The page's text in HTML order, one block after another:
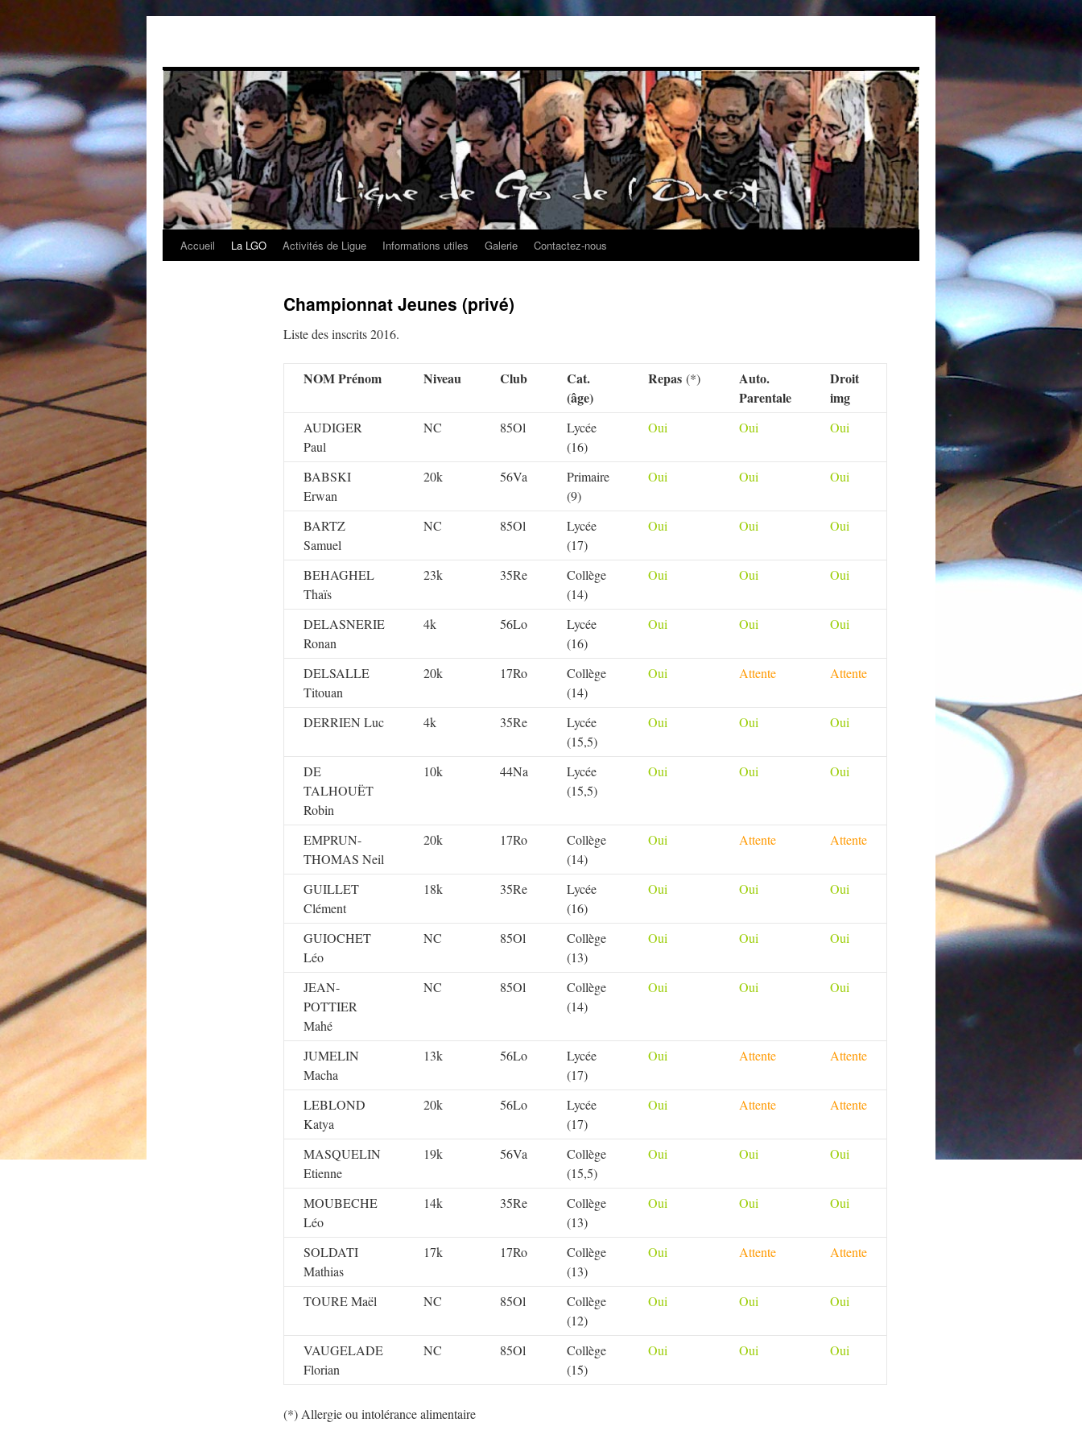
Accueil La LGO Activités de Ligue Informations utiles Galerie Contactez-nous
Championnat Jeunes (privé)
Liste des inscrits 2016.
NOM Prénom Niveau Club
Cat.
(âge)
Repas (*)
Auto.
Parentale
Droit
img
AUDIGER
Paul
NC 85Ol
Lycée
(16)
Oui Oui Oui
BABSKI
Erwan
20k 56Va
Primaire
(9)
Oui Oui Oui
BARTZ
Samuel
NC 85Ol
Lycée
(17)
Oui Oui Oui
BEHAGHEL
Thaïs
23k 35Re
Collège
(14)
Oui Oui Oui
DELASNERIE
Ronan
4k 56Lo
Lycée
(16)
Oui Oui Oui
DELSALLE
Titouan
20k 17Ro
Collège
(14)
Oui Attente Attente
DERRIEN Luc 4k 35Re
Lycée
(15,5)
Oui Oui Oui
DE
TALHOUËT
Robin
10k 44Na
Lycée
(15,5)
Oui Oui Oui
EMPRUN-
THOMAS Neil
20k 17Ro
Collège
(14)
Oui Attente Attente
GUILLET
Clément
18k 35Re
Lycée
(16)
Oui Oui Oui
GUIOCHET
Léo
NC 85Ol
Collège
(13)
Oui Oui Oui
JEAN-
POTTIER
Mahé
NC 85Ol
Collège
(14)
Oui Oui Oui
JUMELIN
Macha
13k 56Lo
Lycée
(17)
Oui Attente Attente
LEBLOND
Katya
20k 56Lo
Lycée
(17)
Oui Attente Attente
MASQUELIN
Etienne
19k 56Va
Collège
(15,5)
Oui Oui Oui
MOUBECHE
Léo
14k 35Re
Collège
(13)
Oui Oui Oui
SOLDATI
Mathias
17k 17Ro
Collège
(13)
Oui Attente Attente
TOURE Maël NC 85Ol
Collège
(12)
Oui Oui Oui
VAUGELADE
Florian
NC 85Ol
Collège
(15)
Oui Oui Oui
(*) Allergie ou intolérance alimentaire